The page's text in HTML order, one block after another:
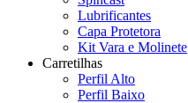
Lubrificantes
Capa Protetora
Kit Vara e Molinete
Carretilhas
Perfil Alto
Perfil Baixo